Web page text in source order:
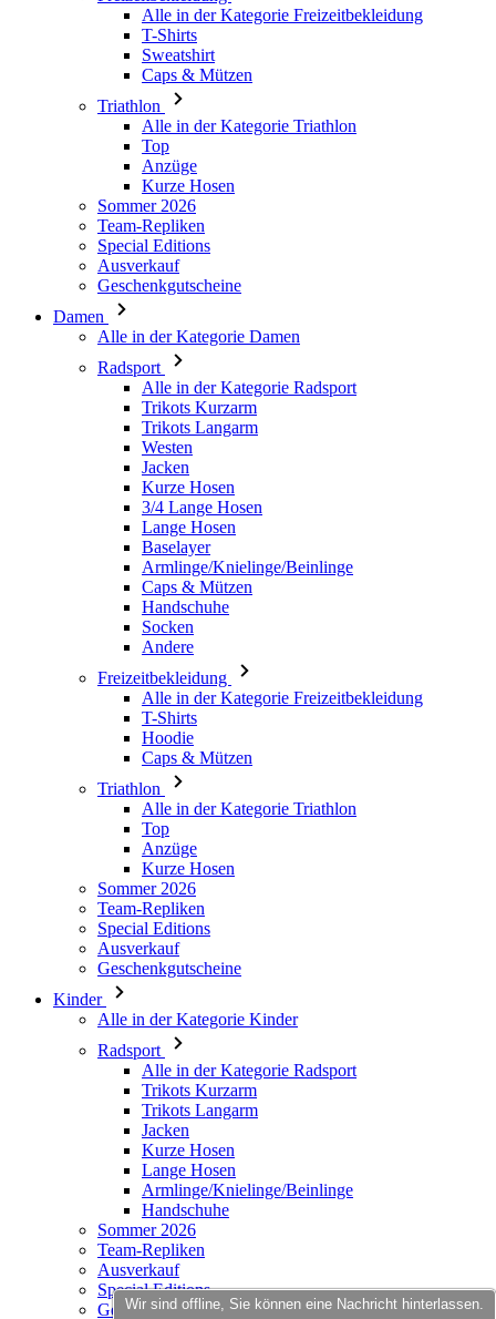
Triathlon
Alle in der Kategorie Triathlon
Top
Anzüge
Kurze Hosen
Sommer 2026
Team-Repliken
Special Editions
Ausverkauf
Geschenkgutscheine
Damen
Alle in der Kategorie Damen
Radsport
Alle in der Kategorie Radsport
Trikots Langarm
Westen
Jacken
Kurze Hosen
3/4 Lange Hosen
Lange Hosen
Baselayer
Armlinge/Knielinge/Beinlinge
Caps & Mützen
Handschuhe
Socken
Andere
Freizeitbekleidung
Alle in der Kategorie Freizeitbekleidung
T-Shirts
Hoodie
Caps & Mützen
Triathlon
Alle in der Kategorie Triathlon
Top
Anzüge
Kurze Hosen
Sommer 2026
Team-Repliken
Special Editions
Ausverkauf
Geschenkgutscheine
Kinder
Alle in der Kategorie Kinder
Radsport
Alle in der Kategorie Radsport
Trikots Langarm
Jacken
Kurze Hosen
Lange Hosen
Armlinge/Knielinge/Beinlinge
Handschuhe
Sommer 2026
Team-Repliken
Ausverkauf
Special Editions
Geschenkgutscheine
Individuelles Design
Stories
Informationen
Allgemeine Geschäftsbedingungen
Wir sind offline, Sie können eine Nachricht hinterlassen.